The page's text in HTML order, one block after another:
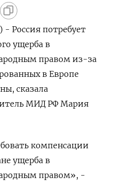
Россия потребует
ущерба в
правом из-за
в Европе
сказала
МИД РФ Мария
компенсации
ущерба ‌в
правом», -